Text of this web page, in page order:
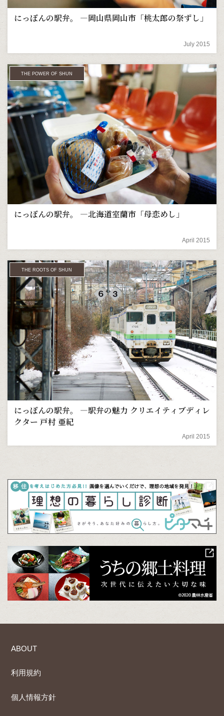
にっぽんの駅弁。 ―岡山県岡山市「桃太郎の祭ずし」
July 2015
THE POWER OF SHUN
にっぽんの駅弁。 ―北海道室蘭市「母恋めし」
April 2015
THE ROOTS OF SHUN
にっぽんの駅弁。 ―駅弁の魅力 クリエイティブディレ
クター 戸村 亜紀
April 2015
ABOUT
利用規約
個人情報方針